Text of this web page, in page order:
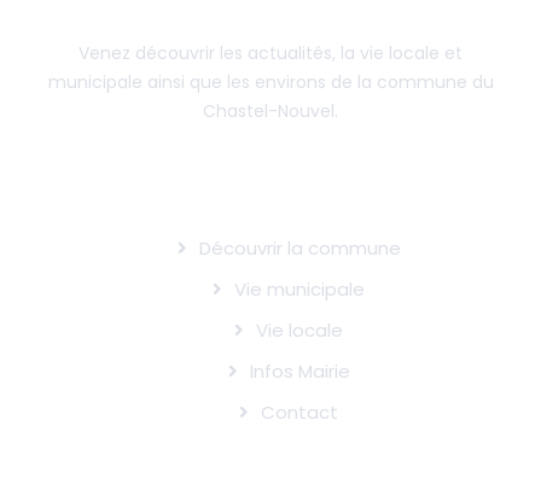
Venez découvrir les actualités, la vie locale et
municipale ainsi que les environs de la commune du
Chastel-Nouvel.
Découvrir la commune
Vie municipale
Vie locale
Infos Mairie
Contact